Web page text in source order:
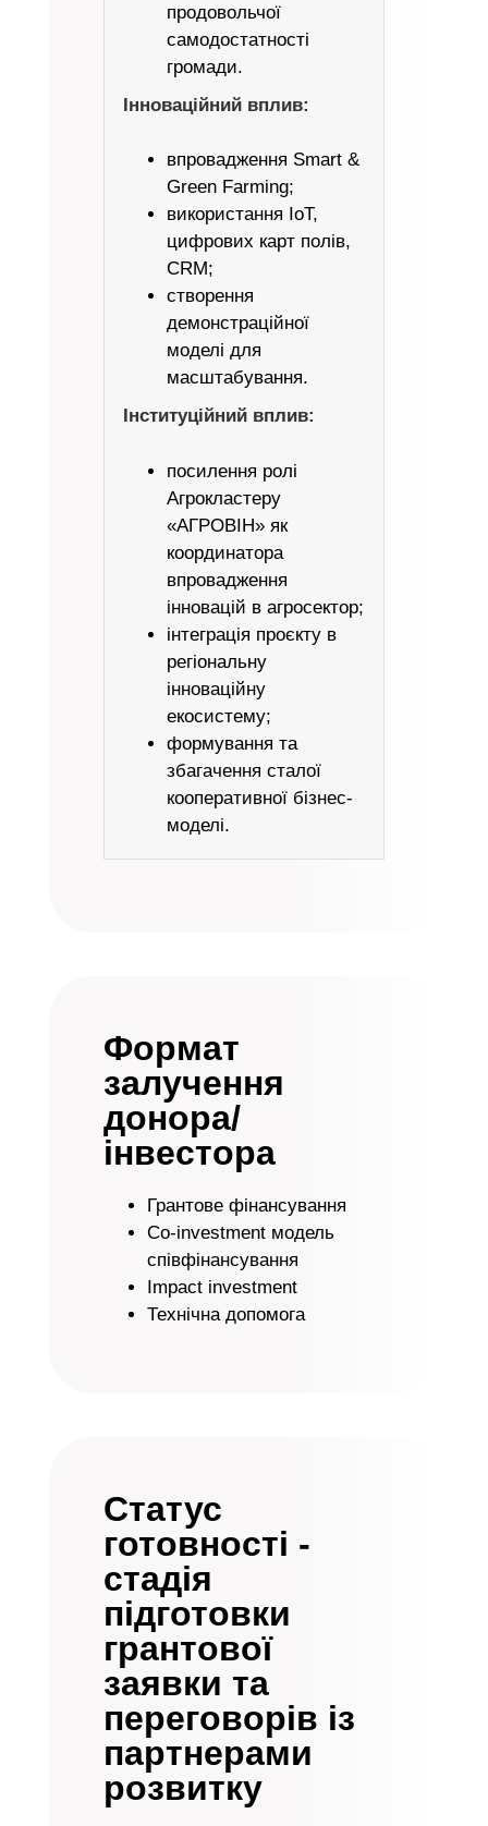
продовольчої
самодостатності
громади.
Інноваційний вплив:
впровадження Smart &
Green Farming;
використання IoT,
цифрових карт полів,
CRM;
створення
демонстраційної
моделі для
масштабування.
Інституційний вплив:
посилення ролі
Агрокластеру
«АГРОВІН» як
координатора
впровадження
інновацій в агросектор;
інтеграція проєкту в
регіональну
інноваційну
екосистему;
формування та
збагачення сталої
кооперативної бізнес-
моделі.
Формат
залучення
донора/
інвестора
Грантове фінансування
Co-investment модель
співфінансування
Impact investment
Технічна допомога
Статус
готовності -
стадія
підготовки
грантової
заявки та
переговорів із
партнерами
розвитку